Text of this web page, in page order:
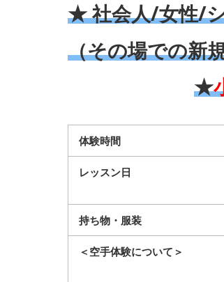
★ 社会人/女性/
（その場での新
★
体験時間
レッスン日
持ち物・服装
＜空手体験について＞